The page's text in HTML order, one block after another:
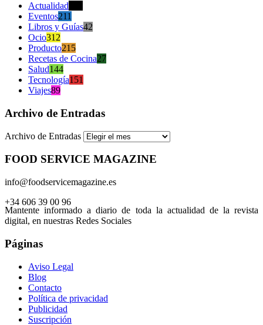
Actualidad
Eventos211
Libros y Guías42
Ocio312
Producto215
Recetas de Cocina27
Salud144
Tecnología151
Viajes89
Archivo de Entradas
Archivo de Entradas
FOOD SERVICE MAGAZINE
info@foodservicemagazine.es
+34 606 39 00 96
Mantente informado a diario de toda la actualidad de la revista
digital, en nuestras Redes Sociales
Páginas
Aviso Legal
Blog
Contacto
Política de privacidad
Publicidad
Suscripción